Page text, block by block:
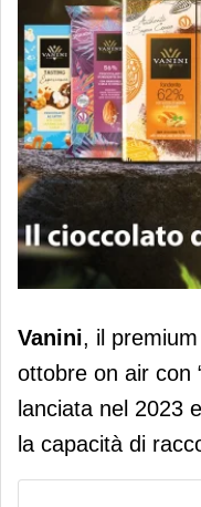
Vanini on air
narrazione del
innovazione e
Vanini, il
ottobre on air con
lanciata nel 2023
la capacità di